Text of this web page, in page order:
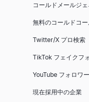
コールドメールジ
無料のコールドコ
Twitter/X プロ検索
TikTok フェイクフ
YouTube フォロワ
現在採用中の企業